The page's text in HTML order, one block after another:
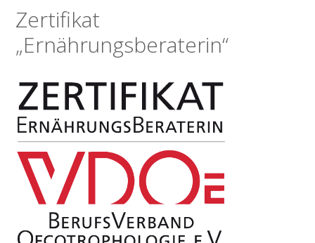
Zertifikat
„Ernährungsberaterin“